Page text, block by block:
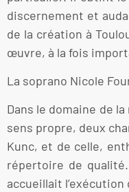
discernement et
de la création à
œuvre, à la fois
La soprano Nicole
Dans le domaine de
sens propre, deux
Kunc, et de celle,
répertoire de
accueillait